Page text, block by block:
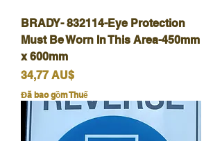
BRADY- 832114-Eye Protection
Must Be Worn In This Area-450mm
x 600mm
Giá
34,77 AU$
Đã bao gồm Thuế